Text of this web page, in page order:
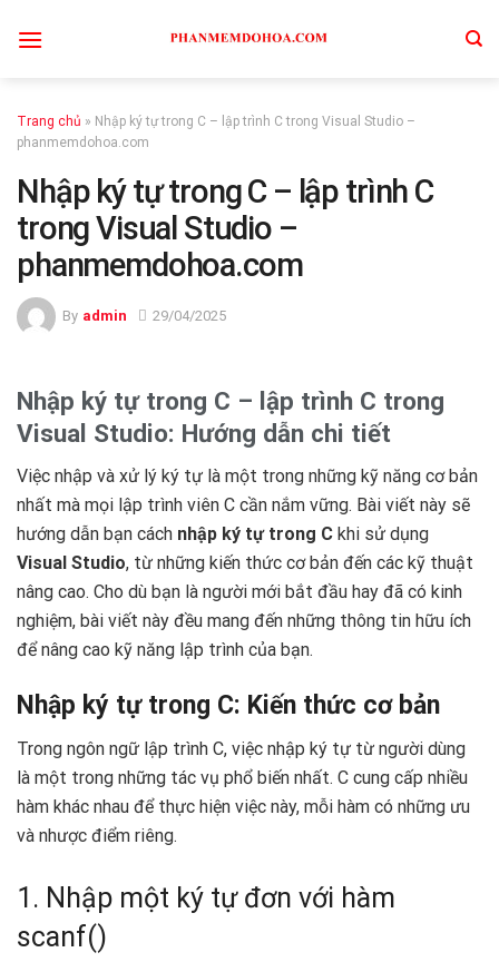
Trang chủ » Nhập ký tự trong C – lập trình C trong Visual Studio –
phanmemdohoa.com
Nhập ký tự trong C – lập trình C
trong Visual Studio –
phanmemdohoa.com
By admin 29/04/2025
Nhập ký tự trong C – lập trình C trong
Visual Studio: Hướng dẫn chi tiết
Việc nhập và xử lý ký tự là một trong những kỹ năng cơ bản
nhất mà mọi lập trình viên C cần nắm vững. Bài viết này sẽ
hướng dẫn bạn cách nhập ký tự trong C khi sử dụng
Visual Studio, từ những kiến thức cơ bản đến các kỹ thuật
nâng cao. Cho dù bạn là người mới bắt đầu hay đã có kinh
nghiệm, bài viết này đều mang đến những thông tin hữu ích
để nâng cao kỹ năng lập trình của bạn.
Nhập ký tự trong C: Kiến thức cơ bản
Trong ngôn ngữ lập trình C, việc nhập ký tự từ người dùng
là một trong những tác vụ phổ biến nhất. C cung cấp nhiều
hàm khác nhau để thực hiện việc này, mỗi hàm có những ưu
và nhược điểm riêng.
1. Nhập một ký tự đơn với hàm
scanf()